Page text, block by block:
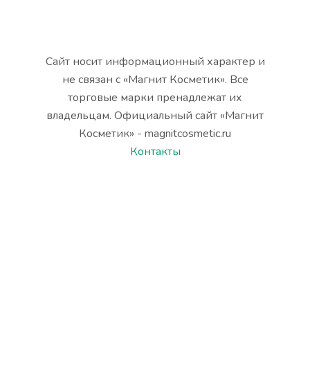
Сайт носит информационный характер и
не связан с «Магнит Косметик». Все
торговые марки пренадлежат их
владельцам. Официальный сайт «Магнит
Косметик» - magnitcosmetic.ru
Контакты